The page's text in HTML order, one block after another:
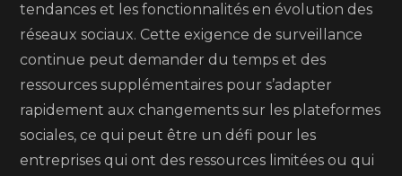
tendances et les fonctionnalités en évolution des
réseaux sociaux. Cette exigence de surveillance
continue peut demander du temps et des
ressources supplémentaires pour s’adapter
rapidement aux changements sur les plateformes
sociales, ce qui peut être un défi pour les
entreprises qui ont des ressources limitées ou qui